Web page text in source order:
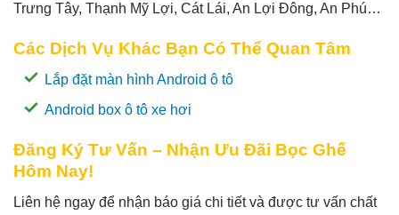
Trưng Tây, Thạnh Mỹ Lợi, Cát Lái, An Lợi Đông, An Phú…
Các Dịch Vụ Khác Bạn Có Thể Quan Tâm
Lắp đặt màn hình Android ô tô
Android box ô tô xe hơi
Đăng Ký Tư Vấn – Nhận Ưu Đãi Bọc Ghế
Hôm Nay!
Liên hệ ngay để nhận báo giá chi tiết và được tư vấn chất